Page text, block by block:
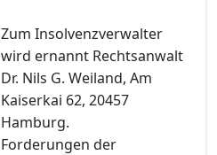
Zum Insolvenzverwalter
wird ernannt Rechtsanwalt
Dr. Nils G. Weiland, Am
Kaiserkai 62, 20457
Hamburg.
Forderungen der